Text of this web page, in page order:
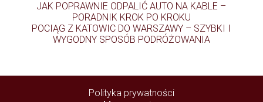
JAK POPRAWNIE ODPALIĆ AUTO NA KABLE –
PORADNIK KROK PO KROKU
POCIĄG Z KATOWIC DO WARSZAWY – SZYBKI I
WYGODNY SPOSÓB PODRÓŻOWANIA
Polityka prywatności